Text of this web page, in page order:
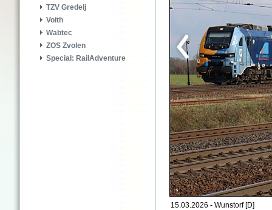
TZV Gredelj
Voith
Wabtec
ZOS Zvolen
Special: RailAdventure
15.03.2026 - Wunstorf [D]